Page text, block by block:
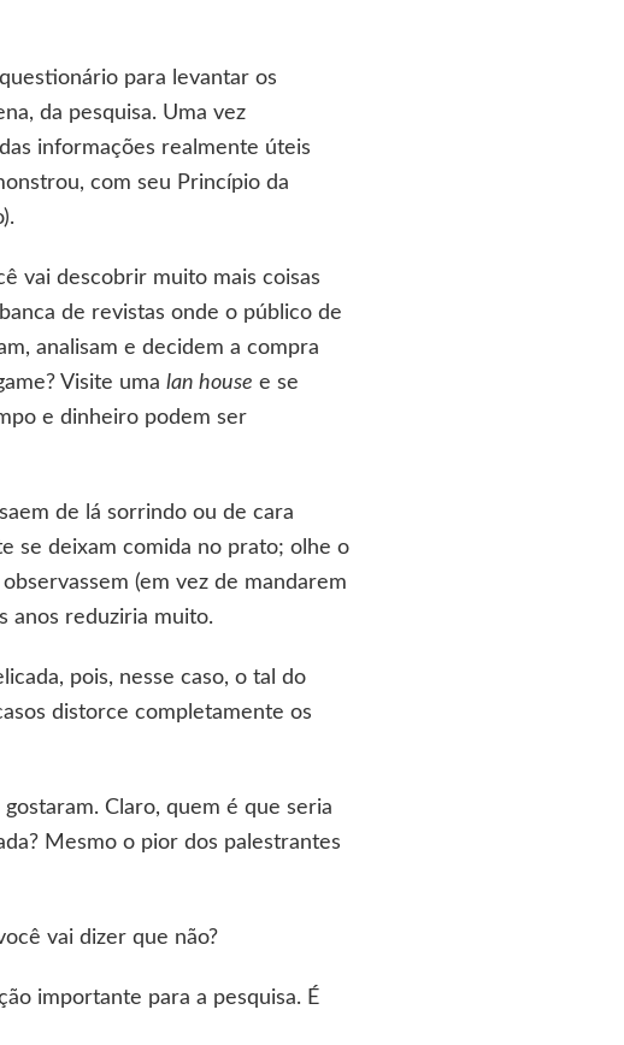
para levantar os
da pesquisa. Uma vez
informações realmente úteis
com seu Princípio da
vai descobrir muito mais coisas
de revistas onde o público de
analisam e decidem a compra
Visite uma lan house e se
e dinheiro podem ser
de lá sorrindo ou de cara
se deixam comida no prato; olhe o
(em vez de mandarem
anos reduziria muito.
pois, nesse caso, o tal do
distorce completamente os
Claro, quem é que seria
Mesmo o pior dos palestrantes
vai dizer que não?
importante para a pesquisa. É